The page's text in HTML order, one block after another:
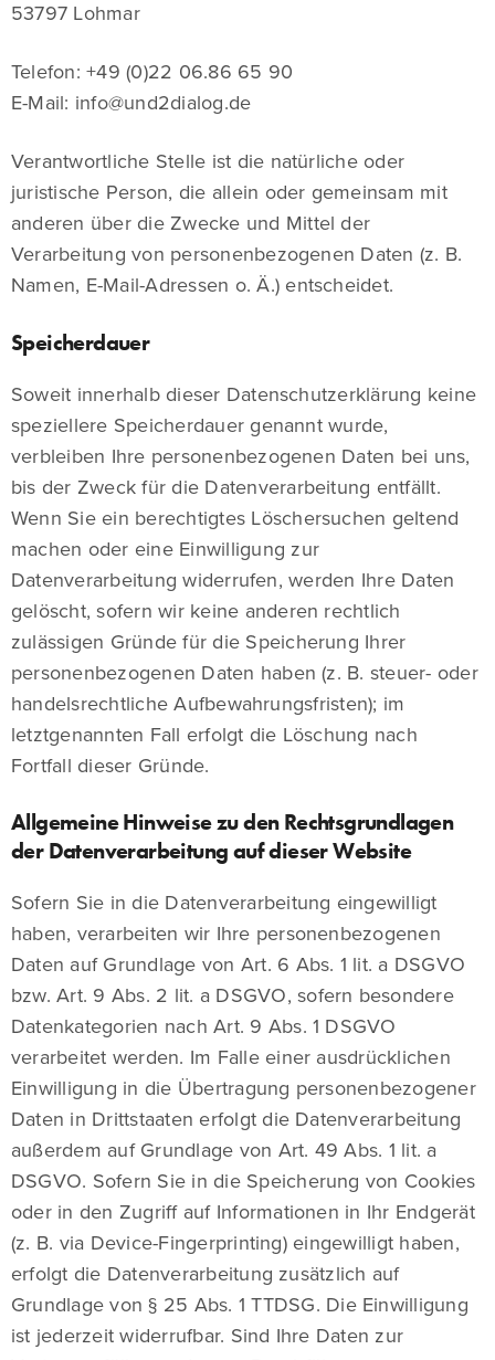
53797 Lohmar
Telefon: +49 (0)22 06.86 65 90
E-Mail: info@und2dialog.de
Verantwortliche Stelle ist die natürliche oder
juristische Person, die allein oder gemeinsam mit
anderen über die Zwecke und Mittel der
Verarbeitung von personenbezogenen Daten (z. B.
Namen, E-Mail-Adressen o. Ä.) entscheidet.
Speicherdauer
Soweit innerhalb dieser Datenschutzerklärung keine
speziellere Speicherdauer genannt wurde,
verbleiben Ihre personenbezogenen Daten bei uns,
bis der Zweck für die Datenverarbeitung entfällt.
Wenn Sie ein berechtigtes Löschersuchen geltend
machen oder eine Einwilligung zur
Datenverarbeitung widerrufen, werden Ihre Daten
gelöscht, sofern wir keine anderen rechtlich
zulässigen Gründe für die Speicherung Ihrer
personenbezogenen Daten haben (z. B. steuer- oder
handelsrechtliche Aufbewahrungsfristen); im
letztgenannten Fall erfolgt die Löschung nach
Fortfall dieser Gründe.
Allgemeine Hinweise zu den Rechtsgrundlagen
der Datenverarbeitung auf dieser Website
Sofern Sie in die Datenverarbeitung eingewilligt
haben, verarbeiten wir Ihre personenbezogenen
Daten auf Grundlage von Art. 6 Abs. 1 lit. a DSGVO
bzw. Art. 9 Abs. 2 lit. a DSGVO, sofern besondere
Datenkategorien nach Art. 9 Abs. 1 DSGVO
verarbeitet werden. Im Falle einer ausdrücklichen
Einwilligung in die Übertragung personenbezogener
Daten in Drittstaaten erfolgt die Datenverarbeitung
außerdem auf Grundlage von Art. 49 Abs. 1 lit. a
DSGVO. Sofern Sie in die Speicherung von Cookies
oder in den Zugriff auf Informationen in Ihr Endgerät
(z. B. via Device-Fingerprinting) eingewilligt haben,
erfolgt die Datenverarbeitung zusätzlich auf
Grundlage von § 25 Abs. 1 TTDSG. Die Einwilligung
ist jederzeit widerrufbar. Sind Ihre Daten zur